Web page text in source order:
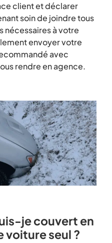
client et déclarer
soin de joindre tous
nécessaires à votre
envoyer votre
avec
rendre en agence.
je couvert en
voiture seul ?